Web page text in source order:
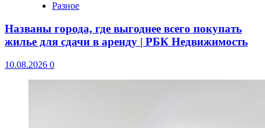
Разное
Названы города, где выгоднее всего покупать
жилье для сдачи в аренду | РБК Недвижимость
10.08.2026 0